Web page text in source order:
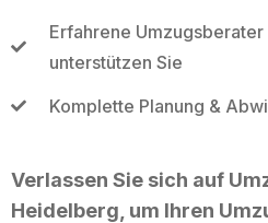
Erfahrene
unterstützen Sie
Komplette Planung &
Verlassen Sie sich auf
Heidelberg, um Ihren